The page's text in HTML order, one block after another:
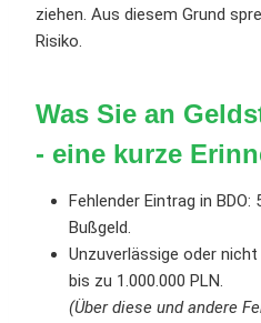
ziehen. Aus diesem Grund
Risiko.
Was Sie an
- eine kurze
Fehlender Eintrag in BDO:
Bußgeld.
Unzuverlässige oder
bis zu 1.000.000 PLN.
(Über diese und andere